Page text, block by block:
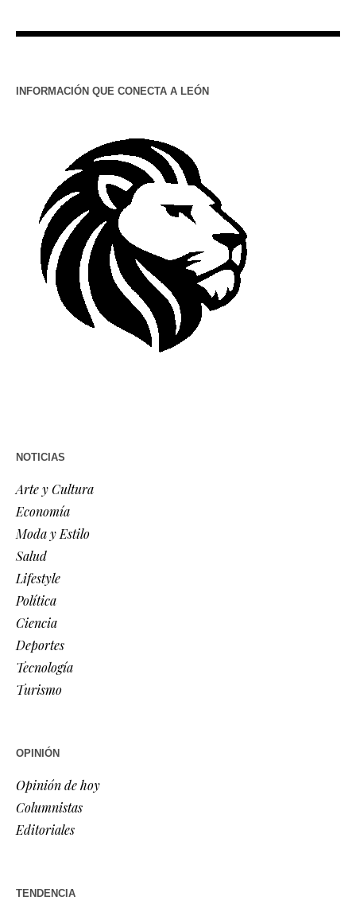
INFORMACIÓN QUE CONECTA A LEÓN
NOTICIAS
Arte y Cultura
Economía
Moda y Estilo
Salud
Lifestyle
Política
Ciencia
Deportes
Tecnología
Turismo
OPINIÓN
Opinión de hoy
Columnistas
Editoriales
TENDENCIA